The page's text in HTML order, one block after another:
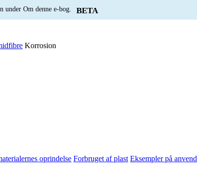
under Om denne e-bog. BETA
Korrosion
oprindelse Forbruget af plast Eksempler på